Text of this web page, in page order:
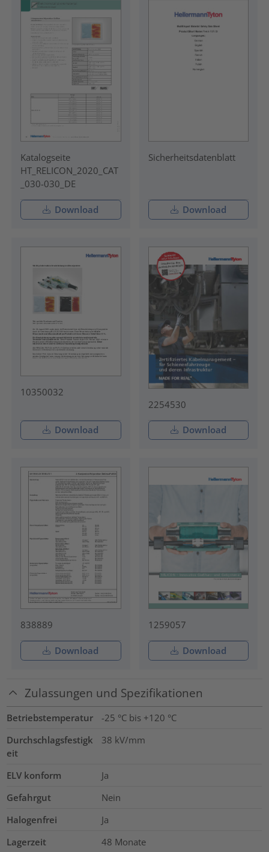
Katalogseite
HT_RELICON_2020_CAT
_030-030_DE
Download
Sicherheitsdatenblatt
Download
10350032
Download
2254530
Download
838889
Download
1259057
Download
Zulassungen und Spezifikationen
Betriebstemperatur
-25 °C bis +120 °C
Durchschlagsfestigk
eit
38 kV/mm
ELV konform
Ja
Gefahrgut
Nein
Halogenfrei
Ja
Lagerzeit
48 Monate